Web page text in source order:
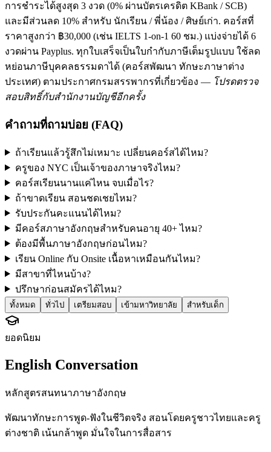
การชำระได้สูงสุด 3 งวด (0% ผ่านบัตรเครดิต KBank / SCB)
และมีส่วนลด 10% สำหรับ นักเรียน / พี่น้อง / ศิษย์เก่า. คอร์สที่
ราคาสูงกว่า ฿30,000 (เช่น IELTS 1-on-1 60 ชม.) แบ่งจ่ายได้ 6
งวดผ่าน Payplus. ทุกใบเสร็จเป็นใบกำกับภาษีเต็มรูปแบบ ใช้ลด
หย่อนภาษีบุคคลธรรมดาได้ (คอร์สพัฒนา ทักษะภาษาต่าง
ประเทศ) ตามประกาศกรมสรรพากรที่เกี่ยวข้อง — โปรดตรวจ
สอบสิทธิ์กับสำนักงานบัญชีอีกครั้ง
คำถามที่ถามบ่อย (FAQ)
ถ้าเรียนแล้วรู้สึกไม่เหมาะ เปลี่ยนคอร์สได้ไหม?
ครูของ NYC เป็นเจ้าของภาษาจริงไหม?
คอร์สเรียนนานแค่ไหน จบเมื่อไร?
ถ้าขาดเรียน สอนชดเชยไหม?
รับประกันคะแนนได้ไหม?
มีคอร์สภาษาอังกฤษสำหรับคนอายุ 40+ ไหม?
ต้องมีพื้นภาษาอังกฤษก่อนไหม?
เรียน Online กับ Onsite เนื้อหาเหมือนกันไหม?
มีสาขาที่ไหนบ้าง?
ปรึกษาก่อนสมัครได้ไหม?
ทั้งหมด ทั่วไป เตรียมสอบ เข้ามหาวิทยาลัย สำหรับเด็ก
ยอดนิยม
English Conversation
หลักสูตรสนทนาภาษาอังกฤษ
พัฒนาทักษะการพูด-ฟังในชีวิตจริง สอนโดยครูชาวไทยและครู
ต่างชาติ เน้นกล้าพูด มั่นใจในการสื่อสาร